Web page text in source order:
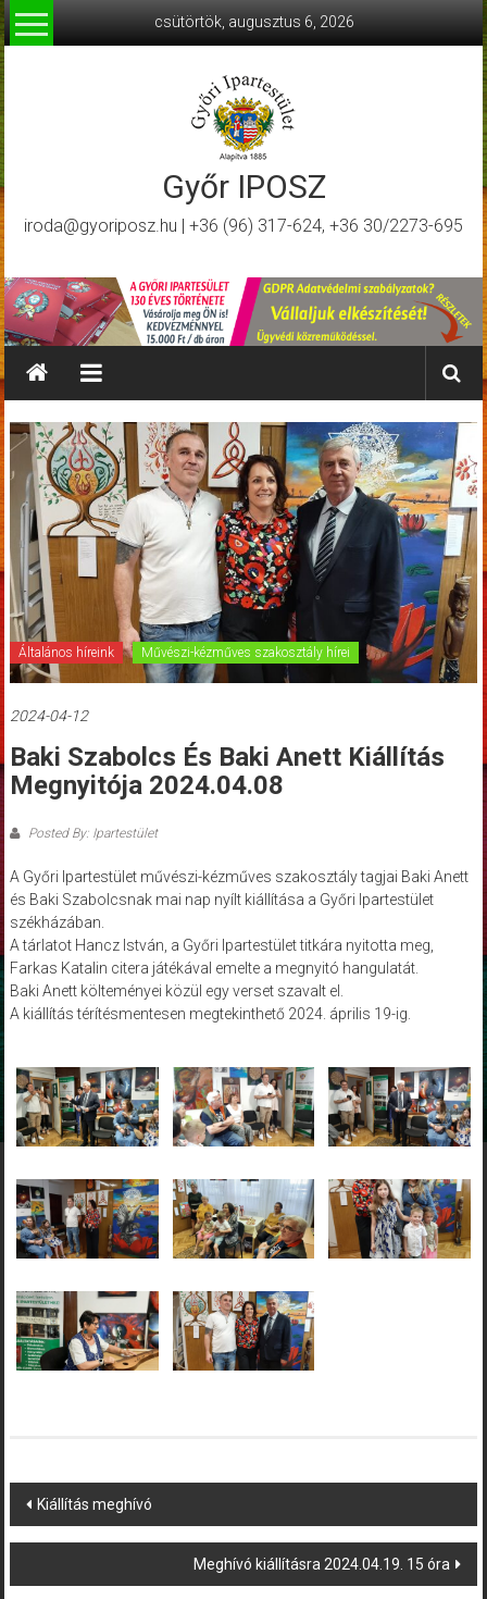
Skip
to
content
csütörtök, augusztus 6, 2026
Győr IPOSZ
iroda@gyoriposz.hu | +36 (96) 317-624, +36 30/2273-695
Általános híreink Művészi-kézműves szakosztály hírei
2024-04-12
Baki Szabolcs És Baki Anett Kiállítás
Megnyitója 2024.04.08
Posted By: Ipartestület
A Győri Ipartestület művészi-kézműves szakosztály tagjai Baki Anett
és Baki Szabolcsnak mai nap nyílt kiállítása a Győri Ipartestület
székházában.
A tárlatot Hancz István, a Győri Ipartestület titkára nyitotta meg,
Farkas Katalin citera játékával emelte a megnyitó hangulatát.
Baki Anett költeményei közül egy verset szavalt el.
A kiállítás térítésmentesen megtekinthető 2024. április 19-ig.
Post
navigation
Kiállítás meghívó
Meghívó kiállításra 2024.04.19. 15 óra